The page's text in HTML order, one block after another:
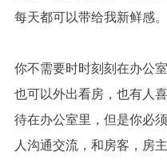
每天都可以带给我新鲜感。
你不需要时时刻刻在办公
也可以外出看房，也有人
待在办公室里，但是你必
人沟通交流，和房客，房